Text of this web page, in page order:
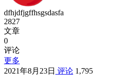
dfhjdfjgffhsgsdasfa
2827
文章
0
评论
更多
2021年8月23日 评论 1,795